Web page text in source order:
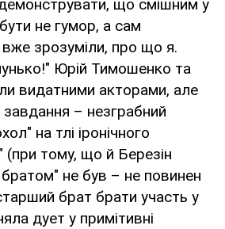
що смішним у
не гумор, а сам
зрозуміли, про що я.
Юрій Тимошенко та
видатними акторами, але
завдання – незграбний
на тлі іронічного
(при тому, що й Березін
не був – не повинен
брат брати участь у
дует у примітивні